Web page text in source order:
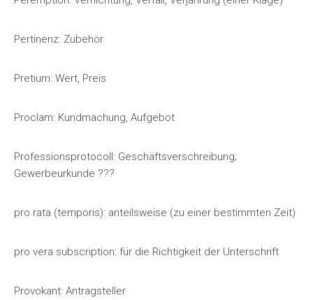
Pertinenz: Zubehör
Pretium: Wert, Preis
Proclam: Kundmachung, Aufgebot
Professionsprotocoll: Geschäftsverschreibung;
Gewerbeurkunde ???
pro rata (temporis): anteilsweise (zu einer bestimmten Zeit)
pro vera subscription: für die Richtigkeit der Unterschrift
Provokant: Antragsteller